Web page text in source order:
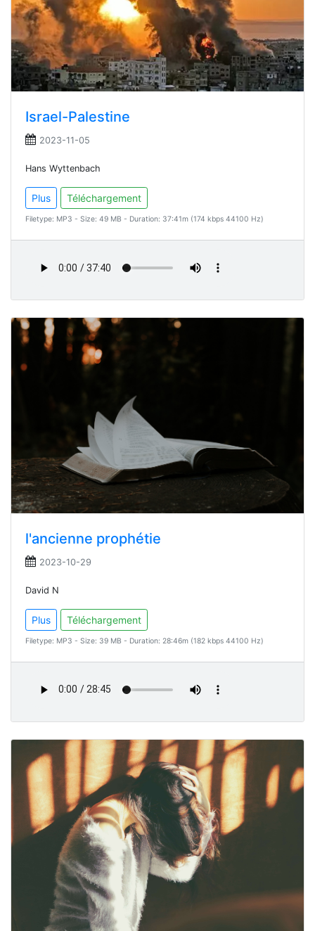
Israel-Palestine
2023-11-05
Hans Wyttenbach
Plus Téléchargement
Filetype: MP3 - Size: 49 MB - Duration: 37:41m (174 kbps 44100 Hz)
l'ancienne prophétie
2023-10-29
David N
Plus Téléchargement
Filetype: MP3 - Size: 39 MB - Duration: 28:46m (182 kbps 44100 Hz)